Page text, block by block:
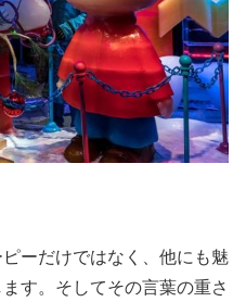
ーだけではなく、他にも魅
す。そしてその言葉の重さ